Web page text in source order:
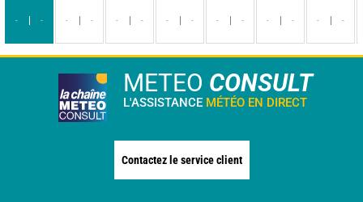
- - - - - - - - - - - - - -
METEO CONSULT
L'ASSISTANCE MÉTÉO EN DIRECT
Contactez le service client